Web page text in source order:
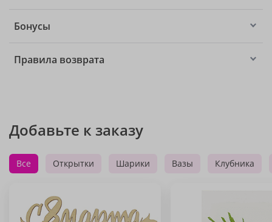
Бонусы
Правила возврата
Добавьте к заказу
Все Открытки Шарики Вазы Клубника